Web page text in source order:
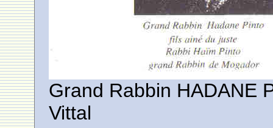
Grand Rabbin HADANE
Vittal